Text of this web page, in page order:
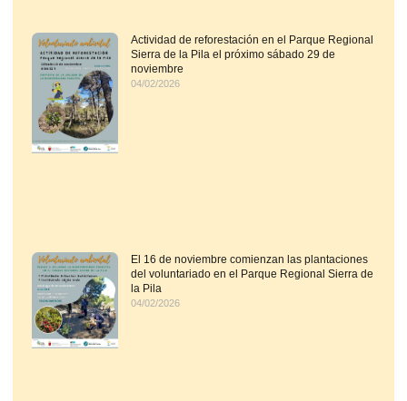
Actividad de reforestación en el Parque Regional
Sierra de la Pila el próximo sábado 29 de
noviembre
04/02/2026
El 16 de noviembre comienzan las plantaciones
del voluntariado en el Parque Regional Sierra de
la Pila
04/02/2026